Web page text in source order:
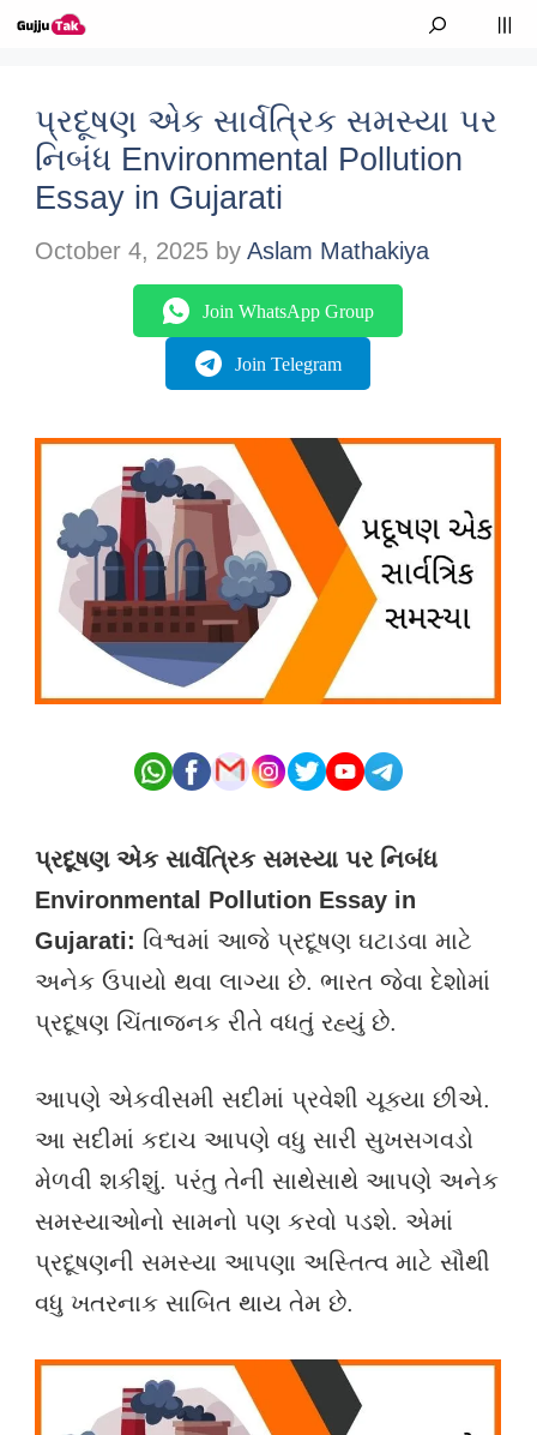
Skip to content
પ્રદૂષણ એક સાર્વત્રિક સમસ્યા પર
નિબંધ Environmental Pollution
Essay in Gujarati
October 4, 2025 by Aslam Mathakiya
Join WhatsApp Group
Join Telegram
પ્રદૂષણ એક સાર્વત્રિક સમસ્યા પર નિબંધ
Environmental Pollution Essay in
Gujarati: વિશ્વમાં આજે પ્રદૂષણ ઘટાડવા માટે
અનેક ઉપાયો થવા લાગ્યા છે. ભારત જેવા દેશોમાં
પ્રદૂષણ ચિંતાજનક રીતે વધતું રહ્યું છે.
આપણે એકવીસમી સદીમાં પ્રવેશી ચૂક્યા છીએ.
આ સદીમાં કદાચ આપણે વધુ સારી સુખસગવડો
મેળવી શકીશું. પરંતુ તેની સાથેસાથે આપણે અનેક
સમસ્યાઓનો સામનો પણ કરવો પડશે. એમાં
પ્રદૂષણની સમસ્યા આપણા અસ્તિત્વ માટે સૌથી
વધુ ખતરનાક સાબિત થાય તેમ છે.